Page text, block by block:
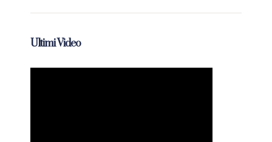
Ultimi Video